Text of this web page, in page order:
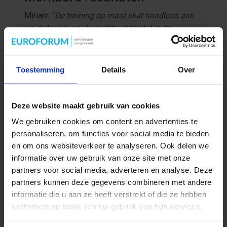
Toestemming Details Over
Deze website maakt gebruik van cookies
We gebruiken cookies om content en advertenties te
personaliseren, om functies voor social media te bieden
en om ons websiteverkeer te analyseren. Ook delen we
informatie over uw gebruik van onze site met onze
partners voor social media, adverteren en analyse. Deze
partners kunnen deze gegevens combineren met andere
informatie die u aan ze heeft verstrekt of die ze hebben
verzameld op basis van uw gebruik van hun services.
Miriam: “De training op maat sluit naadloos aan
op de leervraag. Je merkt echter dat je de
leervraag niet altijd 100% duidelijk hebt op
voorhand. Gedurende het traject blijkt dat er onder
de leervraag een andere vraag schuilt. Margreet is
prettig, net als de manier waarop ze docenten
aanzet om zelf de vertaalslag te maken naar
concreet handelen. Ze zegt niet: “hier heb je een
hamer, zo gebruik je het”, maar juist: “ hier heb je
tools, bepaal zelf met je team hoe je het gebruikt
Deze werkwijze levert merkbare resultaten op: “ Je
merkt dat er een andere manier van kijken en
denken is ontstaan in de teams. Het is niet direct
een hele cultuuromslag, maar er is wel iets in